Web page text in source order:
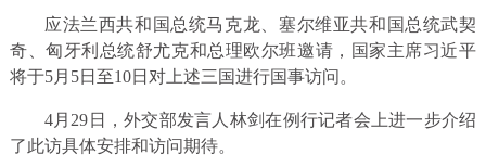
应法兰西共和国总统马克龙、塞尔维亚共和国总统武契
奇、匈牙利总统舒尤克和总理欧尔班邀请，国家主席习近平
将于5月5日至10日对上述三国进行国事访问。
4月29日，外交部发言人林剑在例行记者会上进一步介绍
了此访具体安排和访问期待。